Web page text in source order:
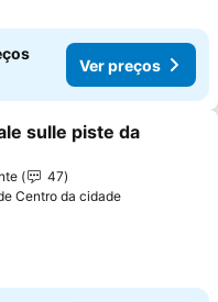
Ver preços
aos favoritos
sulle piste da
47
Centro da cidade